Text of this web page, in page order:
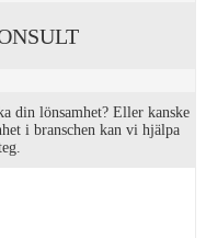
din lönsamhet? Eller kanske
i branschen kan vi hjälpa